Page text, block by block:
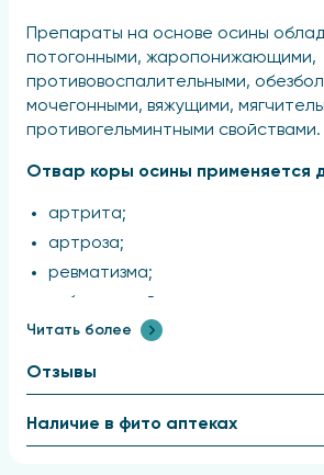
Препараты на основе осины
потогонными, жаропонижающими,
противовоспалительными,
мочегонными, вяжущими,
противогельминтными свойствами.
Отвар коры осины применяется
артрита;
артроза;
ревматизма;
заболеваний почек и мочевого
простатита;
для улучшения пищеварения и
при поносах, дизентерии;
геморрое;
Читать более
Отзывы
Наличие в фито аптеках